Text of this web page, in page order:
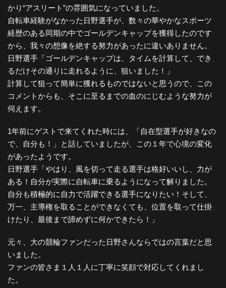
かり“アスリート”の雰囲気になっていました。
自転車経験がなかった日野選手が、数々の華やかなスポーツ
経歴のある同期の中でゴールデンキャップを獲得したのです
から、我々の想像を絶する努力があったに違いありません。
日野選手「ゴールデンキャップは、タイムを計算して、でき
るだけその通りに走れるように、狙いました！」
計算して狙って簡単に獲れるものではないと思うので、この
コメントからも、そこに至るまでの血のにじむような努力が
伺えます。
1年前にゲストで来てくれた時には、「自在型選手が好きなの
で、自分も！」と話していましたが、この１年で心境の変化
があったようです。
日野選手「やはり、風を切って走る選手は格好いいし、力が
ある！自分が実際に自転車に乗るようになって解りました。
自分も積極的に自力で活躍できる選手になりたい！そして、
万一、主導権を取ることができなくても、位置を取って仕掛
けたり、最後まで諦めずに何かできたら！」
元々、大の競輪ファンだった日野さんならではの言葉だと思
いました。
ファンの皆さま１人１人に丁寧に笑顔で対応してくれまし
た。